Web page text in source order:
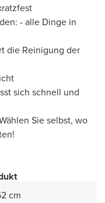
- alle Dinge in
die Reinigung der
sich schnell und
Sie selbst, wo
cm